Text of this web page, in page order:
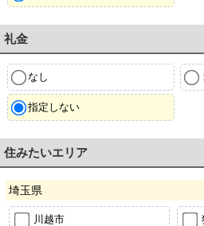
礼金
なし
指定しない
住みたいエリア
埼玉県
川越市